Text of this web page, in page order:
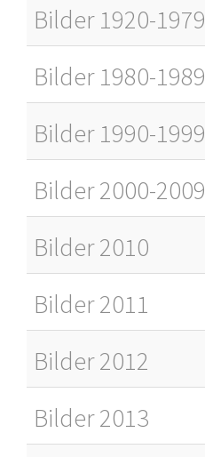
Bilder 1920-1979
Bilder 1980-1989
Bilder 1990-1999
Bilder 2000-2009
Bilder 2010
Bilder 2011
Bilder 2012
Bilder 2013